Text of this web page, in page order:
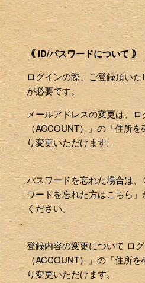
｟ ID/パスワードについて ｠
ログインの際、ご登録頂い
が必要です。
メールアドレスの変更は、
（ACCOUNT）」の「住所
り変更いただけます。
パスワードを忘れた場合は
ワードを忘れた方はこちら
ください。
登録内容の変更について ロ
（ACCOUNT）」の「住所
り変更いただけます。